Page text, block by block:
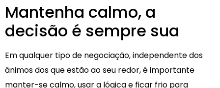
Mantenha calmo, a
decisão é sempre sua
Em qualquer tipo de negociação, independente dos
ânimos dos que estão ao seu redor, é importante
manter-se calmo, usar a lógica e ficar frio para